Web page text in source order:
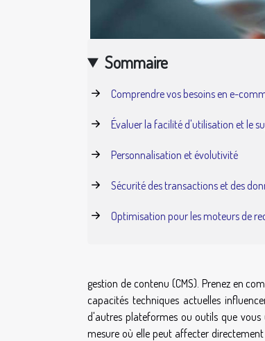
Sommaire
Comprendre vos besoins en e-
Évaluer la facilité d'utilisation et le
Personnalisation et évolutivité
Sécurité des transactions et des
Optimisation pour les moteurs de
gestion de contenu (CMS). Prenez en
capacités techniques actuelles
d'autres plateformes ou outils que vous
mesure où elle peut affecter